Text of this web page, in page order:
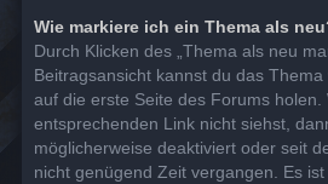
Wie markiere ich ein Thema als
Durch Klicken des „Thema als neu
Beitragsansicht kannst du das
auf die erste Seite des Forums holen.
entsprechenden Link nicht siehst,
möglicherweise deaktiviert oder seit
nicht genügend Zeit vergangen. Es